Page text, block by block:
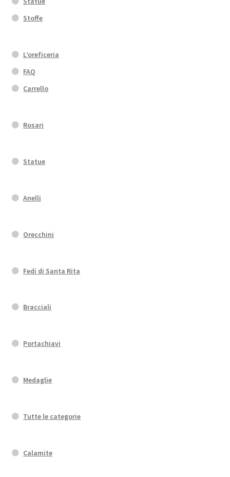
Stoffe
L’oreficeria
FAQ
Carrello
Rosari
Statue
Anelli
Orecchini
Fedi di Santa Rita
Bracciali
Portachiavi
Medaglie
Tutte le categorie
Calamite